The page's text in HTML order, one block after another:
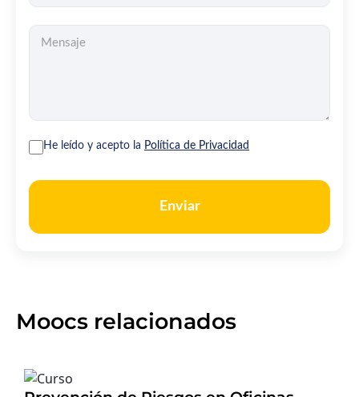
He leído y acepto la Política de Privacidad
Enviar
Moocs relacionados